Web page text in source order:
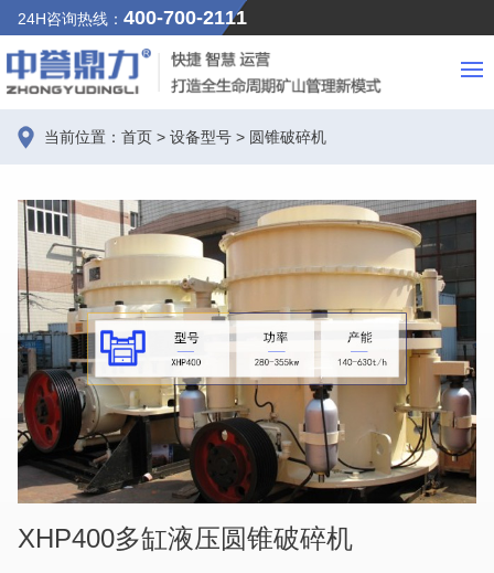
24H咨询热线： 400-700-2111
当前位置： 首页 > 设备型号 > 圆锥破碎机
XHP400多缸液压圆锥破碎机